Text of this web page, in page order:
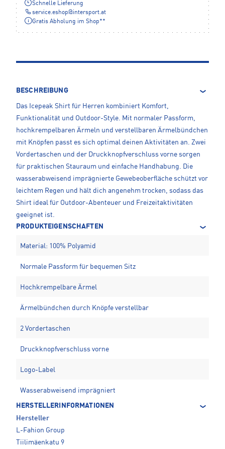
Schnelle Lieferung
service.eshop@ intersport.at
Gratis Abholung im Shop**
BESCHREIBUNG
Das Icepeak Shirt für Herren kombiniert Komfort,
Funktionalität und Outdoor-Style. Mit normaler Passform,
hochkrempelbaren Ärmeln und verstellbaren Ärmelbündchen
mit Knöpfen passt es sich optimal deinen Aktivitäten an. Zwei
Vordertaschen und der Druckknopfverschluss vorne sorgen
für praktischen Stauraum und einfache Handhabung. Die
wasserabweisend imprägnierte Gewebeoberfläche schützt vor
leichtem Regen und hält dich angenehm trocken, sodass das
Shirt ideal für Outdoor-Abenteuer und Freizeitaktivitäten
geeignet ist.
PRODUKTEIGENSCHAFTEN
Material: 100% Polyamid
Normale Passform für bequemen Sitz
Hochkrempelbare Ärmel
Ärmelbündchen durch Knöpfe verstellbar
2 Vordertaschen
Druckknopfverschluss vorne
Logo-Label
Wasserabweisend imprägniert
HERSTELLERINFORMATIONEN
Hersteller
L-Fahion Group
Tiilimäenkatu 9